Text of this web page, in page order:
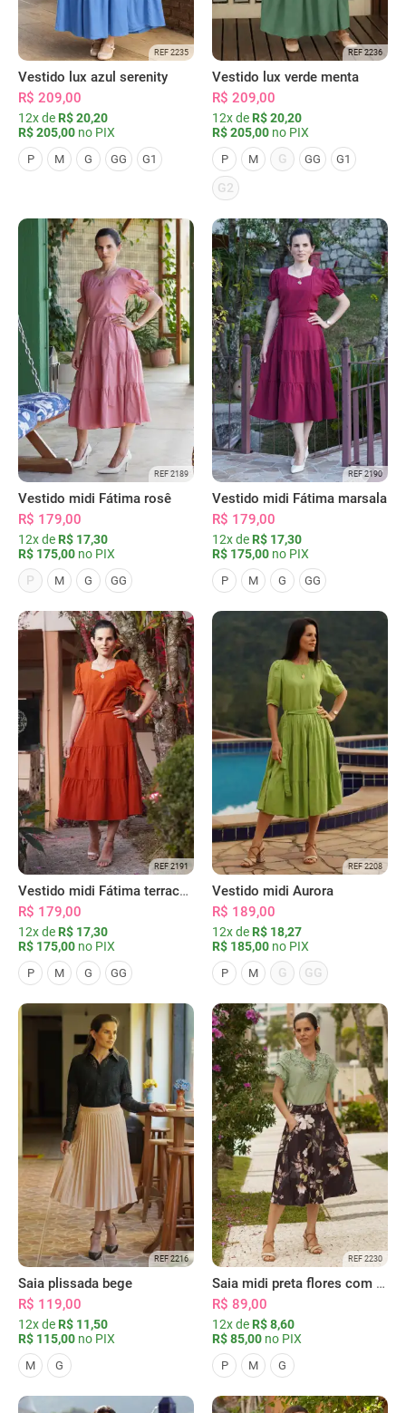
REF 2235
Vestido lux azul serenity
R$ 209,00
12x de R$ 20,20
R$ 205,00 no PIX
P M G GG G1
REF 2236
Vestido lux verde menta
R$ 209,00
12x de R$ 20,20
R$ 205,00 no PIX
P M G GG G1
G2
REF 2189
Vestido midi Fátima rosê
R$ 179,00
12x de R$ 17,30
R$ 175,00 no PIX
P
M G GG
REF 2190
Vestido midi Fátima marsala
R$ 179,00
12x de R$ 17,30
R$ 175,00 no PIX
P M G GG
REF 2191
Vestido midi Fátima terracota
R$ 179,00
12x de R$ 17,30
R$ 175,00 no PIX
P M G GG
REF 2208
Vestido midi Aurora
R$ 189,00
12x de R$ 18,27
R$ 185,00 no PIX
P M G GG
REF 2216
Saia plissada bege
R$ 119,00
12x de R$ 11,50
R$ 115,00 no PIX
M G
REF 2230
Saia midi preta flores com bolsos
R$ 89,00
12x de R$ 8,60
R$ 85,00 no PIX
P M G